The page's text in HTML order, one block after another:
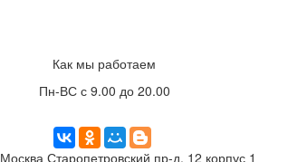
Как мы работаем
Пн-ВС с 9.00 до 20.00
Москва Старопетровский пр-д, 12 корпус 1